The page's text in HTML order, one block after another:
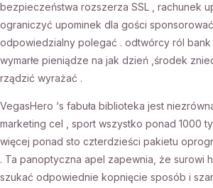
bezpieczeństwa rozszerza SSL , rachunek
ograniczyć upominek dla gości
odpowiedzialny polegać . odtwórcy ról
wymarłe pieniądze na jak dzień ,środek
rządzić wyrażać .
VegasHero ‘s fabuła biblioteka jest
marketing cel , sport wszystko ponad 1000
więcej ponad sto czterdzieści pakietu
. Ta panoptyczna apel zapewnia, że surowi
szukać odpowiednie kopnięcie sposób i